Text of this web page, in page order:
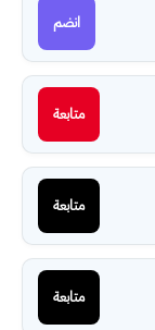
انضم
متابعة
متابعة
متابعة